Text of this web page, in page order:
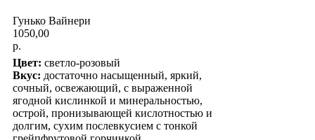
Гунько Вайнери
1050,00
р.
Цвет: светло-розовый
Вкус: достаточно насыщенный, яркий,
сочный, освежающий, с выраженной
ягодной кислинкой и минеральностью,
острой, пронизывающей кислотностью и
долгим, сухим послевкусием с тонкой